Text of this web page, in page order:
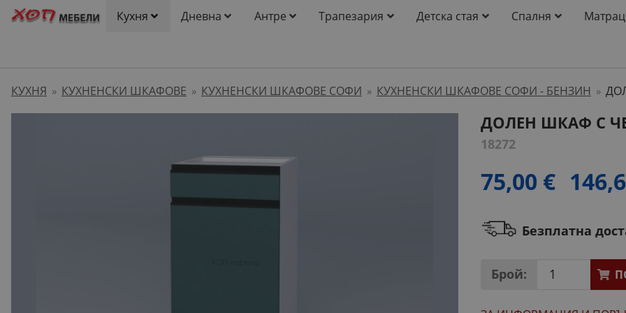
Кухня Дневна Антре Трапезария Детска стая Спалня
КУХНЯ » КУХНЕНСКИ ШКАФОВЕ » КУХНЕНСКИ ШКАФОВЕ СОФИ » КУХНЕНСКИ ШКАФОВЕ СОФИ - БЕНЗИН »
ДОЛЕН ШКАФ С
18272
75,00 €
Безплатна
Брой: